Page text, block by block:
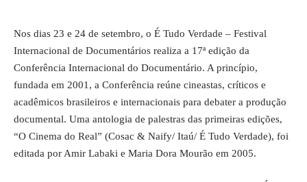
Nos dias 23 e 24 de setembro, o É Tudo Verdade – Festival
Internacional de Documentários realiza a 17ª edição da
Conferência Internacional do Documentário. A princípio,
fundada em 2001, a Conferência reúne cineastas, críticos e
acadêmicos brasileiros e internacionais para debater a produção
documental. Uma antologia de palestras das primeiras edições,
“O Cinema do Real” (Cosac & Naify/ Itaú/ É Tudo Verdade), foi
editada por Amir Labaki e Maria Dora Mourão em 2005.